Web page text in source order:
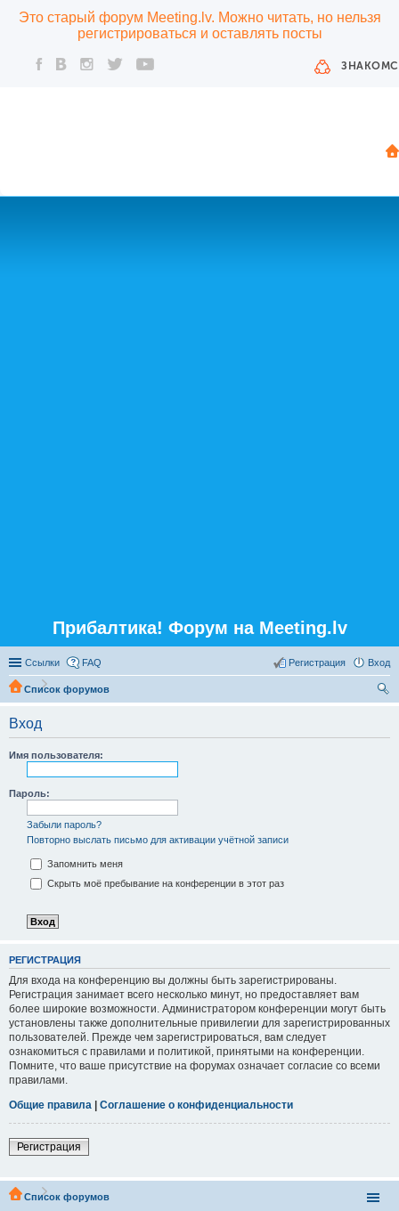
Это старый форум Meeting.lv. Можно читать, но нельзя
регистрироваться и оставлять посты
Прибалтика! Форум на Meeting.lv
Ссылки FAQ Вход
Регистрация
Список форумов
Вход
Имя пользователя:
Пароль:
Забыли пароль?
Повторно выслать письмо для активации учётной записи
Запомнить меня
Скрыть моё пребывание на конференции в этот раз
РЕГИСТРАЦИЯ
Для входа на конференцию вы должны быть зарегистрированы.
Регистрация занимает всего несколько минут, но предоставляет вам
более широкие возможности. Администратором конференции могут быть
установлены также дополнительные привилегии для зарегистрированных
пользователей. Прежде чем зарегистрироваться, вам следует
ознакомиться с правилами и политикой, принятыми на конференции.
Помните, что ваше присутствие на форумах означает согласие со всеми
правилами.
Общие правила
Соглашение о конфиденциальности
Регистрация
Список форумов